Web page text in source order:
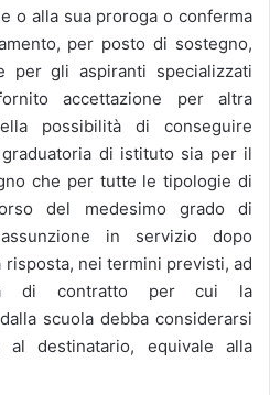
o alla sua proroga o conferma
per posto di sostegno,
per gli aspiranti specializzati
accettazione per altra
possibilità di conseguire
di istituto sia per il
che per tutte le tipologie di
del medesimo grado di
in servizio dopo
risposta, nei termini previsti, ad
di contratto per cui la
scuola debba considerarsi
al destinatario, equivale alla